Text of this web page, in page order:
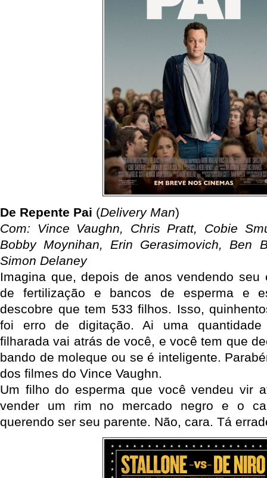
De Repente Pai (Delivery Man)
Com: Vince Vaughn, Chris Pratt, Cobie
Bobby Moynihan, Erin Gerasimovich, Ben
Simon Delaney
Imagina que, depois de anos vendendo seu
de fertilização e bancos de esperma e
descobre que tem 533 filhos. Isso,
foi erro de digitação. Ai uma quantidade
filharada vai atrás de você, e você tem que
bando de moleque ou se é inteligente.
dos filmes do Vince Vaughn.
Um filho do esperma que você vendeu vir
vender um rim no mercado negro e o
querendo ser seu parente. Não, cara. Tá